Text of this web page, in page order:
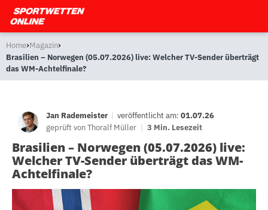
Home›Magazin›
Brasilien – Norwegen (05.07.2026) live: Welcher TV-Sender überträgt
das WM-Achtelfinale?
Jan Rademeister | veröffentlicht am: 01.07.26
geprüft vonThoralf Müller | 3 Min. Lesezeit
Brasilien – Norwegen (05.07.2026) live:
Welcher TV-Sender überträgt das WM-
Achtelfinale?